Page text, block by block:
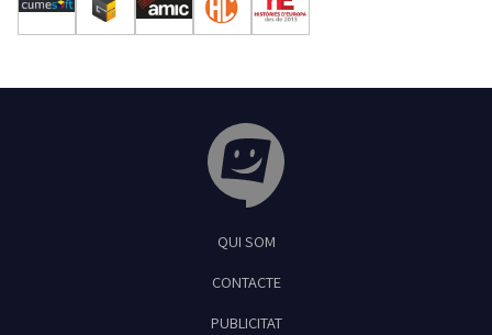
Feliu de Guíxols
QUI SOM
CONTACTE
PUBLICITAT